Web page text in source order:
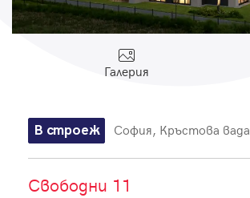
Галерия
В строеж София, Кръстова вада
Свободни 11
Парола
Забравена парола